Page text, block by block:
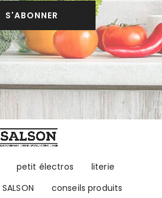
S'ABONNER
petit électros
literie
SALSON
conseils produits